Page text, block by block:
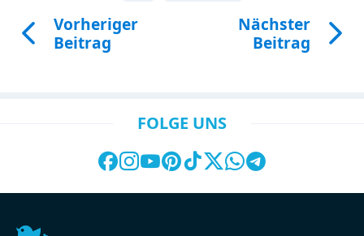
Vorheriger
Beitrag
Nächster
Beitrag
FOLGE UNS